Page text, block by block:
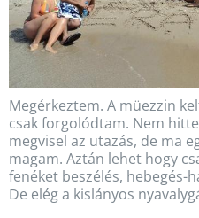
Megérkeztem. A müezzin
csak forgolódtam. Nem
megvisel az utazás, de ma
magam. Aztán lehet hogy
fenéket beszélés, hebegés-
De elég a kislányos